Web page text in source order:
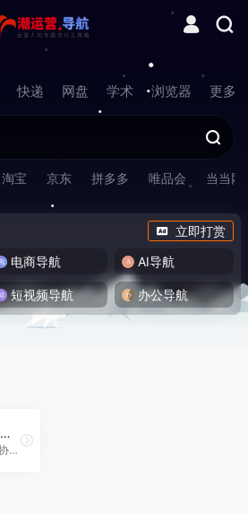
快递 网盘 学术 浏览器 更多
淘宝 京东 拼多多 唯品会 当当网
立即打赏
电商导航 AI导航
短视频导航 办公导航
飞书——先进企业协作与管理平台
飞书——先进企业协作与管理平台，不仅一站式整合及时沟通、智能日历、音视频会议、飞书文档、云盘等办公协作套件，更提供飞书OKR、飞书招聘、飞书绩效等组织管理产品，让目标更清晰，信息流动更顺畅，每一个人工作更高效更愉悦。先进团队，先用飞书。